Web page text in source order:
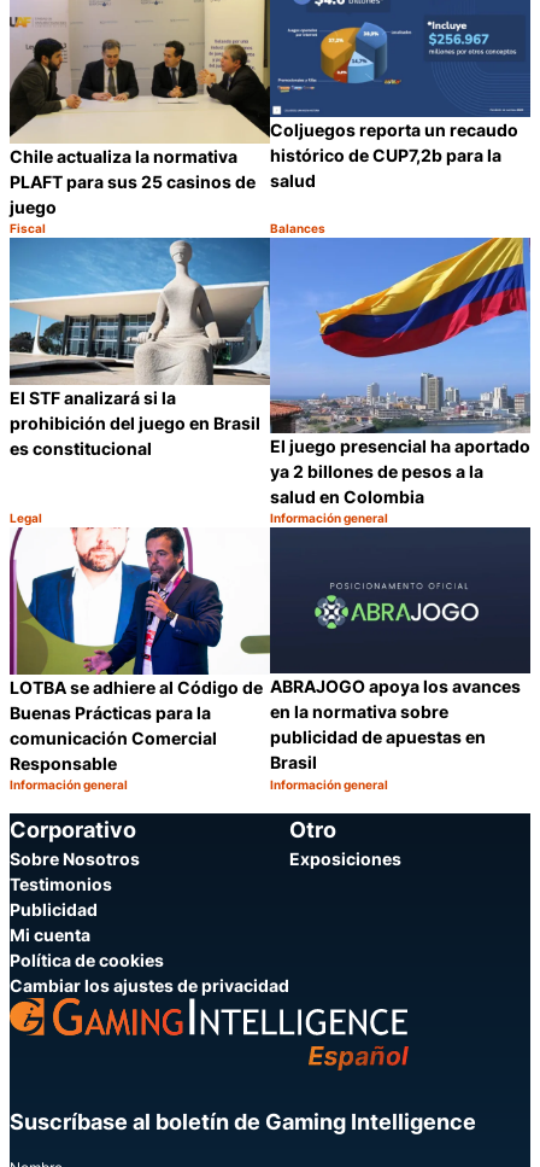
Chile actualiza la normativa
PLAFT para sus 25 casinos de
juego
Categoría:
Fiscal
Compartir
Coljuegos reporta un recaudo
histórico de CUP7,2b para la
salud
Categoría:
Balances
El STF analizará si la
prohibición del juego en Brasil
es constitucional
Categoría:
Legal
Compartir
El juego presencial ha aportado
ya 2 billones de pesos a la
salud en Colombia
Categoría:
Información general
LOTBA se adhiere al Código de
Buenas Prácticas para la
comunicación Comercial
Responsable
Categoría:
Información general
Compartir
ABRAJOGO apoya los avances
en la normativa sobre
publicidad de apuestas en
Brasil
Categoría:
Información general
Corporativo
Sobre Nosotros
Testimonios
Publicidad
Mi cuenta
Política de cookies
Cambiar los ajustes de privacidad
Otro
Exposiciones
Suscríbase al boletín de Gaming Intelligence